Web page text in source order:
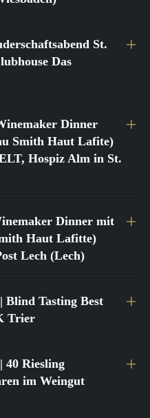
St.
Das
Dinner
Smith Haut Lafite)
Hospiz Alm in St.
Dinner mit
Haut Lafitte)
Lech (Lech)
| Blind Tasting Best
Trier
| 40 Riesling
im Weingut